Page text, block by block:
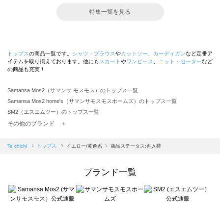
特集一覧を見る
トップスの商品一覧です。 シャツ・ブラウスやカットソー カーディガンなど定番ア
イテムを取り揃えております。他にも スカート やワンピース ニット・セーターなど
の商品も充実！
Samansa Mos2（サマンサ モスモス）のトップス一覧
Samansa Mos2 home's（サマンサモスモスホームズ）のトップス一覧
SM2（エスエムツー）のトップス一覧
TSUHARU by Samansa Mos2（ツハルバイサマンサモスモス）のトップス一覧
Samansa Mos2 blue（サマンサモスモス ブルー）のトップス一覧
sō4ū（ソウフォーユー）のトップス一覧
Te chichi（テチチ）のトップス一覧
Te chichi CLASSIC（テチチ クラシック）のトップス一覧
その他のブランド ＋
Te chichi トップス イエロー/黄色系 商品ステータス:再入荷
ブランド一覧